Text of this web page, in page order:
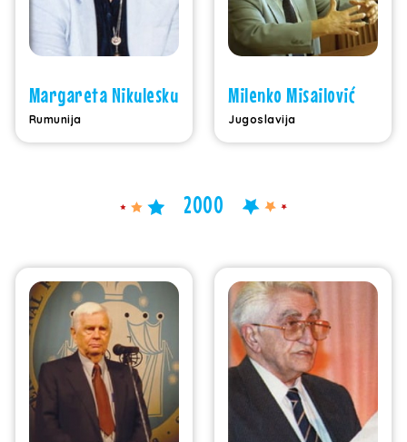
Margareta Nikulesku
Rumunija
Milenko Misailović
Jugoslavija
2000